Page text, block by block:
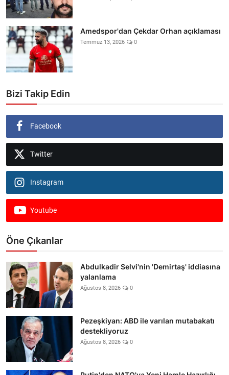
Amedspor'dan Çekdar Orhan açıklaması
Temmuz 13, 2026 0
Bizi Takip Edin
Facebook
Twitter
Instagram
Youtube
Öne Çıkanlar
Abdulkadir Selvi'nin 'Demirtaş' iddiasına
yalanlama
Ağustos 8, 2026 0
Pezeşkiyan: ABD ile varılan mutabakatı
destekliyoruz
Ağustos 8, 2026 0